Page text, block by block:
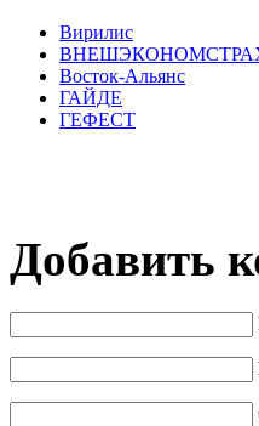
Вирилис
Восток-Альянс
ГАЙДЕ
ГЕФЕСТ
Добавить